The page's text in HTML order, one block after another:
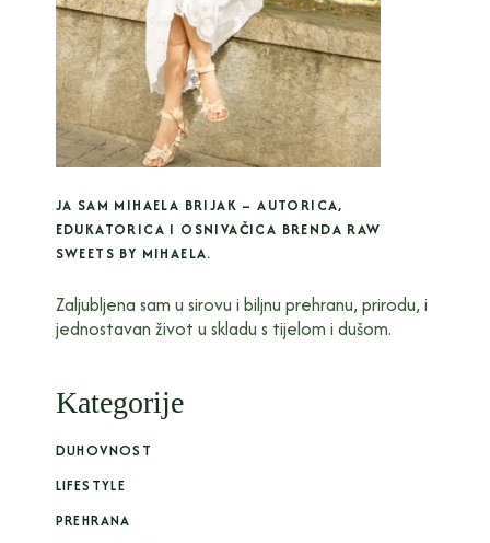
JA SAM MIHAELA BRIJAK – AUTORICA,
EDUKATORICA I OSNIVAČICA BRENDA RAW
SWEETS BY MIHAELA.
Zaljubljena sam u sirovu i biljnu prehranu, prirodu, i
jednostavan život u skladu s tijelom i dušom.
Kategorije
DUHOVNOST
LIFESTYLE
PREHRANA